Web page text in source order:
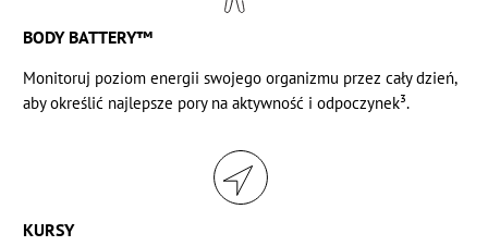
BODY BATTERY™
Monitoruj poziom energii swojego organizmu przez cały dzień,
aby określić najlepsze pory na aktywność i odpoczynek³.
KURSY